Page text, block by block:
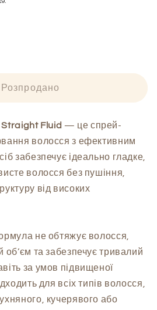
Розпродано
Fluid — це спрей-
волосся з ефективним
забезпечує ідеально гладке,
волосся без пушіння,
від високих
не обтяжує волосся,
об’єм та забезпечує тривалий
за умов підвищеної
для всіх типів волосся,
кучерявого або